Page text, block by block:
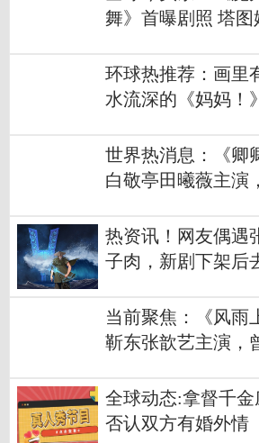
舞》首曝剧照 塔
环球热推荐：画里
水流深的《妈妈！
世界热消息：《卿
白敬亭田曦薇主演
热资讯！网友偶遇
子肉，新剧下架后
当前聚焦：《风雨
靳东张歆艺主演，
全球动态:拿督千
否认双方有婚外情